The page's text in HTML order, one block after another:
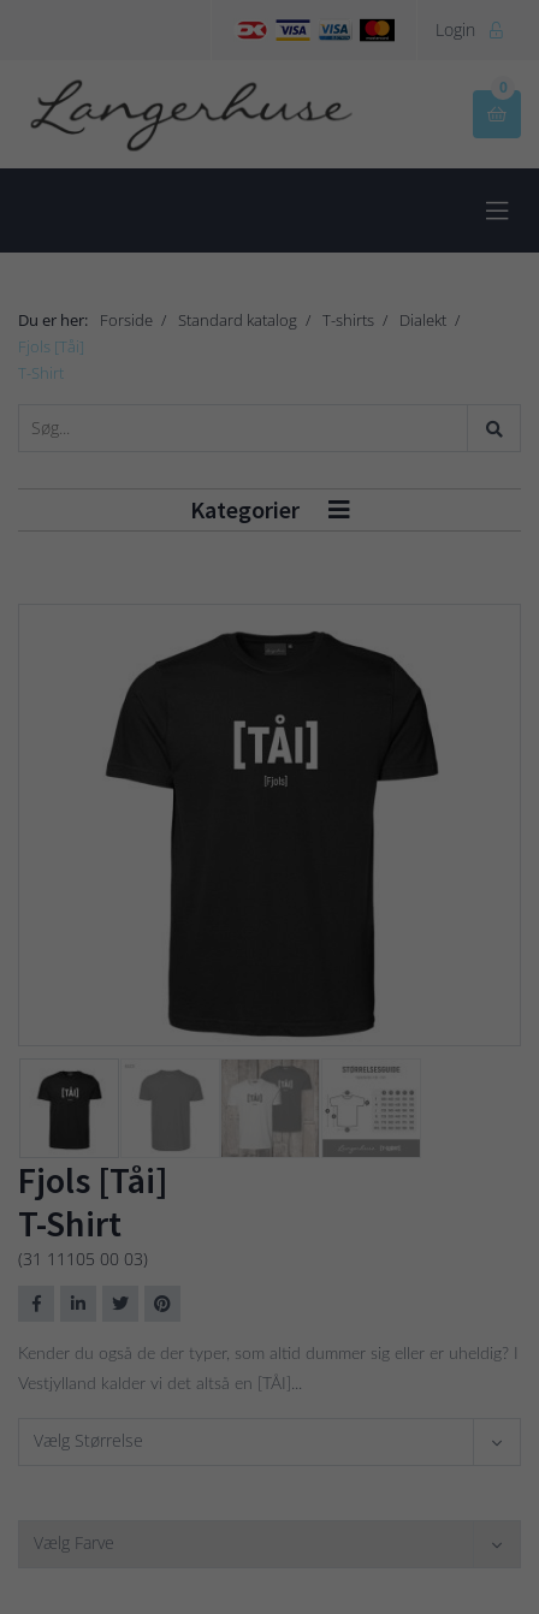
Login 

0

Du er her: Forside Standard katalog T-shirts
Dialekt
Fjols [Tåi]
T-Shirt
Kategorier 
Fjols [Tåi]
T-Shirt
(31 11105 00 03)
Kender du også de der typer, som altid dummer sig eller er uheldig? I
Vestjylland kalder vi det altså en [TÅI]...
Vælg Størrelse
Vælg Farve